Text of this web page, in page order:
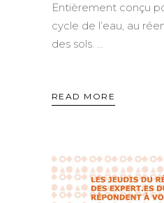
Entièrement conçu
cycle de l’eau, au
des sols.
READ MORE